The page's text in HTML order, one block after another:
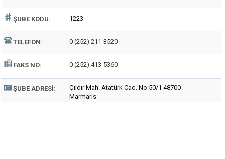
ŞUBE KODU: 1223
TELEFON: 0 (252) 211-3520
FAKS NO: 0 (252) 413-5360
ŞUBE ADRESI:
Çıldır Mah. Atatürk Cad. No:50/1 48700
Marmaris